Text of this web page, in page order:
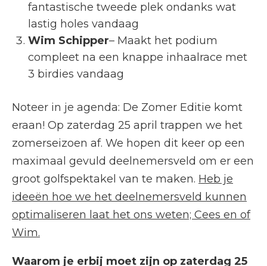
fantastische tweede plek ondanks wat
lastig holes vandaag
Wim Schipper– Maakt het podium
compleet na een knappe inhaalrace met
3 birdies vandaag
Noteer in je agenda: De Zomer Editie komt
eraan! Op zaterdag 25 april trappen we het
zomerseizoen af. We hopen dit keer op een
maximaal gevuld deelnemersveld om er een
groot golfspektakel van te maken. Heb je
ideeën hoe we het deelnemersveld kunnen
optimaliseren laat het ons weten; Cees en of
Wim.
Waarom je erbij moet zijn op zaterdag 25